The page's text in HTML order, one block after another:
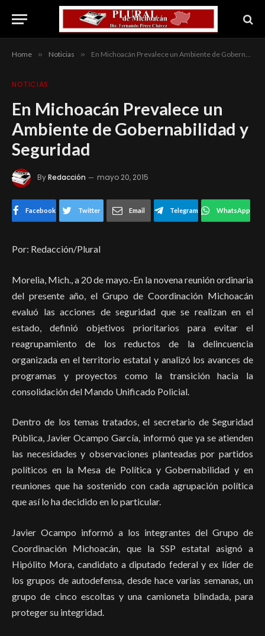
Home » Noticias » En Michoacán Prevalece un Ambiente de Gobernabilidad y Seguridad
NOTICIAS
En Michoacán Prevalece un
Ambiente de Gobernabilidad y
Seguridad
ByRedacción mayo 20, 2015
Facebook Twitter Email Telegram WhatsApp
Por: Redacción/Plural
Morelia, Mich., a 20 de mayo.-En la novena reunión ordinaria
del presente año, el Grupo de Coordinación Michoacán
evaluó las acciones de seguridad que se realizan en el
estado, definió objetivos prioritarios para evitar el
reagrupamiento de los reductos de la delincuencia
organizada en el territorio estatal y analizó los avances de
programas y proyectos como la transición hacia la
consolidación del Mando Unificado Policial.
Dentro de los temas tratados, el secretario de Seguridad
Pública, Javier Ocampo García, informó que ya se atienden
las necesidades y observaciones planteadas por partidos
políticos en la Mesa de Política y Gobernabilidad y en
reuniones que ha sostenido con cada agrupación política
que así lo ha decidido en lo particular.
Javier Ocampo informó a los integrantes del Grupo de
Coordinación Michoacán, que la SSP estatal asignó a
Hipólito Mora, candidato a diputado federal y ex líder de
los grupos de autodefensa, desde hace varias semanas, un
grupo de cinco escoltas y una camioneta blindada, para
proteger su integridad.